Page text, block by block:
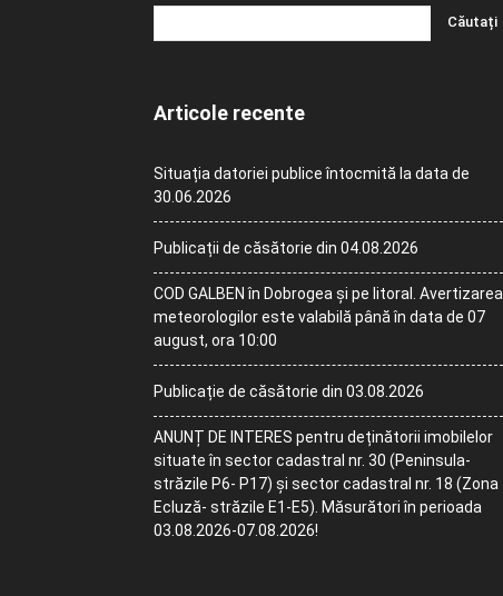
Articole recente
Situația datoriei publice întocmită la data de
30.06.2026
Publicații de căsătorie din 04.08.2026
COD GALBEN în Dobrogea și pe litoral. Avertizarea
meteorologilor este valabilă până în data de 07
august, ora 10:00
Publicație de căsătorie din 03.08.2026
ANUNȚ DE INTERES pentru deținătorii imobilelor
situate în sector cadastral nr. 30 (Peninsula-
străzile P6- P17) și sector cadastral nr. 18 (Zona
Ecluză- străzile E1-E5). Măsurători în perioada
03.08.2026-07.08.2026!